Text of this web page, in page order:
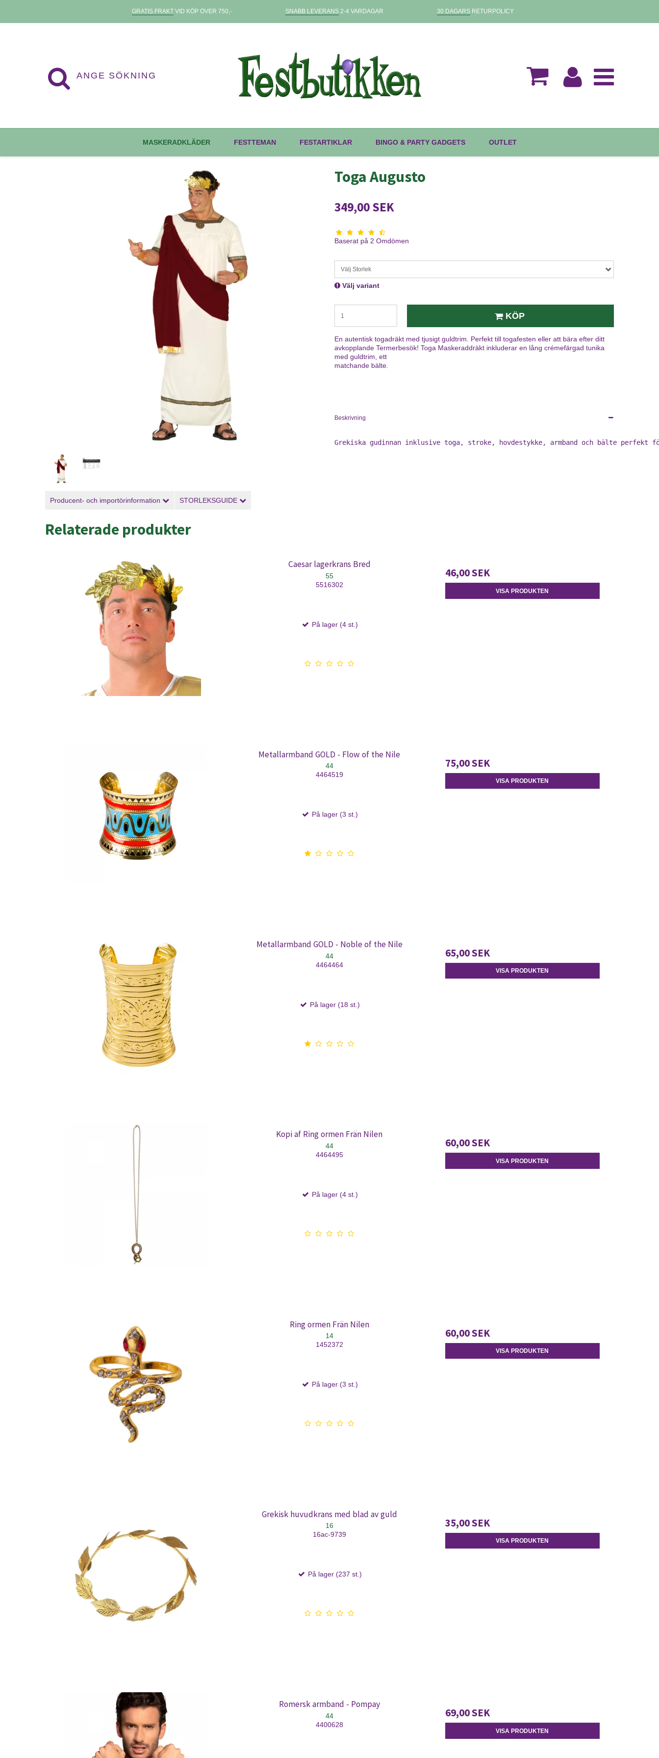
GRATIS FRAKTVID KÖP ÖVER 750,- SNABB LEVERANS2-4 VARDAGAR 30 DAGARSRETURPOLICY
MASKERADKLÄDER FESTTEMAN FESTARTIKLAR BINGO & PARTY GADGETS OUTLET
Producent- och importörinformation STORLEKSGUIDE
Toga Augusto
349,00 SEK
Baserat på 2 Omdömen
Välj Storlek
Välj variant
KÖP
En autentisk togadräkt med tjusigt guldtrim. Perfekt till togafesten eller att bära efter ditt
avkopplande Termerbesök! Toga Maskeraddräkt inkluderar en lång crémefärgad tunika
med guldtrim, ett
matchande bälte.
Beskrivning
Grekiska gudinnan inklusive toga, stroke, hovdestykke, armband och bälte perfekt
Relaterade produkter
Caesar lagerkrans Bred
55
5516302
På lager (4 st.)
46,00 SEK
VISA PRODUKTEN
Metallarmband GOLD - Flow of the Nile
44
4464519
På lager (3 st.)
75,00 SEK
VISA PRODUKTEN
Metallarmband GOLD - Noble of the Nile
44
4464464
På lager (18 st.)
65,00 SEK
VISA PRODUKTEN
Kopi af Ring ormen Frän Nilen
44
4464495
På lager (4 st.)
60,00 SEK
VISA PRODUKTEN
Ring ormen Frän Nilen
14
1452372
På lager (3 st.)
60,00 SEK
VISA PRODUKTEN
Grekisk huvudkrans med blad av guld
16
16ac-9739
På lager (237 st.)
35,00 SEK
VISA PRODUKTEN
Romersk armband - Pompay
44
4400628
69,00 SEK
VISA PRODUKTEN